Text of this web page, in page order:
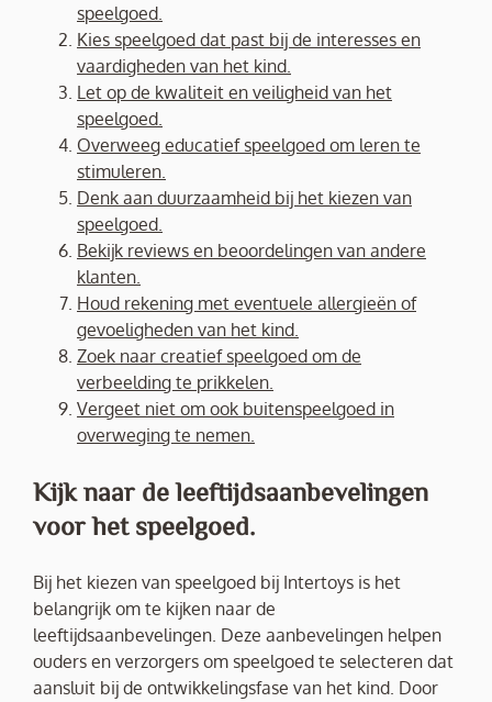
speelgoed.
Kies speelgoed dat past bij de interesses en
vaardigheden van het kind.
Let op de kwaliteit en veiligheid van het
speelgoed.
Overweeg educatief speelgoed om leren te
stimuleren.
Denk aan duurzaamheid bij het kiezen van
speelgoed.
Bekijk reviews en beoordelingen van andere
klanten.
Houd rekening met eventuele allergieën of
gevoeligheden van het kind.
Zoek naar creatief speelgoed om de
verbeelding te prikkelen.
Vergeet niet om ook buitenspeelgoed in
overweging te nemen.
Kijk naar de leeftijdsaanbevelingen
voor het speelgoed.
Bij het kiezen van speelgoed bij Intertoys is het
belangrijk om te kijken naar de
leeftijdsaanbevelingen. Deze aanbevelingen helpen
ouders en verzorgers om speelgoed te selecteren dat
aansluit bij de ontwikkelingsfase van het kind. Door